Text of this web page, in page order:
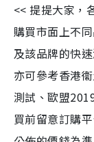
<< 提提大家，
購買市面上不
及該品牌的快
亦可參考香港
測試、歐盟
買前留意訂購